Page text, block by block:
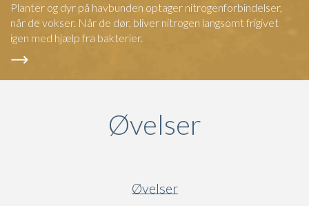
Planter og dyr på havbunden optager nitrogenforbindelser,
når de vokser. Når de dør, bliver nitrogen langsomt frigivet
igen med hjælp fra bakterier.
Øvelser
Øvelser